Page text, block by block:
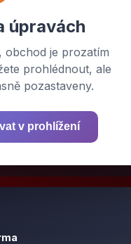
úpravách
obchod je prozatím
prohlédnout, ale
pozastaveny.
v prohlížení
Kč
Sledování zásilky
balení